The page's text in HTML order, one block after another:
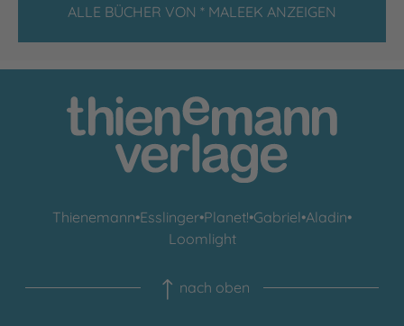
ALLE BÜCHER VON * MALEEK ANZEIGEN
Thienemann•Esslinger•Planet!•Gabriel•Aladin•
Loomlight
nach oben